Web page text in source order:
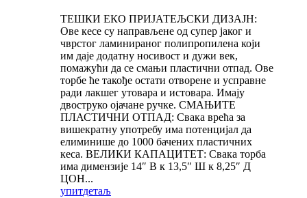
ТЕШКИ ЕКО ПРИЈАТЕЉСКИ ДИЗАЈН:
Ове кесе су направљене од супер јаког и
чврстог ламинираног полипропилена који
им даје додатну носивост и дужи век,
помажући да се смањи пластични отпад. Ове
торбе ће такође остати отворене и усправне
ради лакшег утовара и истовара. Имају
двоструко ојачане ручке. СМАЊИТЕ
ПЛАСТИЧНИ ОТПАД: Свака врећа за
вишекратну употребу има потенцијал да
елиминише до 1000 бачених пластичних
кеса. ВЕЛИКИ КАПАЦИТЕТ: Свака торба
има димензије 14″ В к 13,5″ Ш к 8,25″ Д
ЦОН...
упитдетаљ